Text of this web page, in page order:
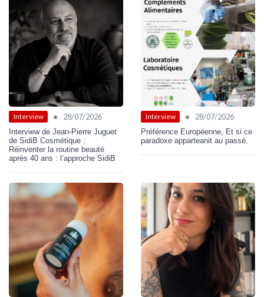
Interview • 28/07/2026
Interview de Jean-Pierre Juguet
de SidiB Cosmétique :
Réinventer la routine beauté
après 40 ans : l’approche SidiB
Interview • 28/07/2026
Préférence Européenne, Et si ce
paradoxe apparteanit au passé.